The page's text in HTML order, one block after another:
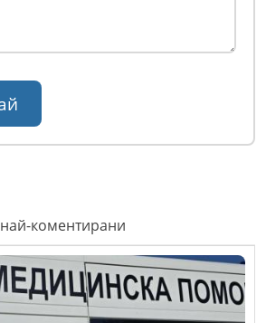
най-коментирани